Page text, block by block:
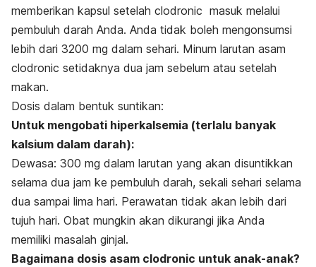
memberikan kapsul setelah clodronic masuk melalui
pembuluh darah Anda. Anda tidak boleh mengonsumsi
lebih dari 3200 mg dalam sehari. Minum larutan asam
clodronic setidaknya dua jam sebelum atau setelah
makan.
Dosis dalam bentuk suntikan:
Untuk mengobati hiperkalsemia (terlalu banyak
kalsium dalam darah):
Dewasa: 300 mg dalam larutan yang akan disuntikkan
selama dua jam ke pembuluh darah, sekali sehari selama
dua sampai lima hari. Perawatan tidak akan lebih dari
tujuh hari. Obat mungkin akan dikurangi jika Anda
memiliki masalah ginjal.
Bagaimana dosis asam clodronic untuk anak-anak?